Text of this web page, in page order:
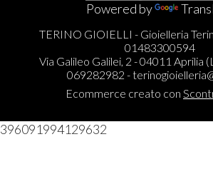
Powered by
TERINO GIOIELLI - Gioielleria
01483300594
Via Galileo Galilei, 2 - 04011 Aprilia
069282982 -
Ecommerce creato con
396091994129632